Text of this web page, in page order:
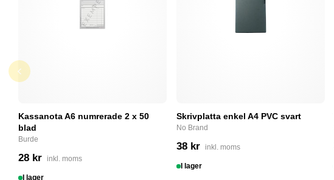
Kassanota A6 numrerade 2 x 50
blad
Burde
28 kr inkl. moms
I lager
Skrivplatta enkel A4 PVC svart
No Brand
38 kr inkl. moms
I lager